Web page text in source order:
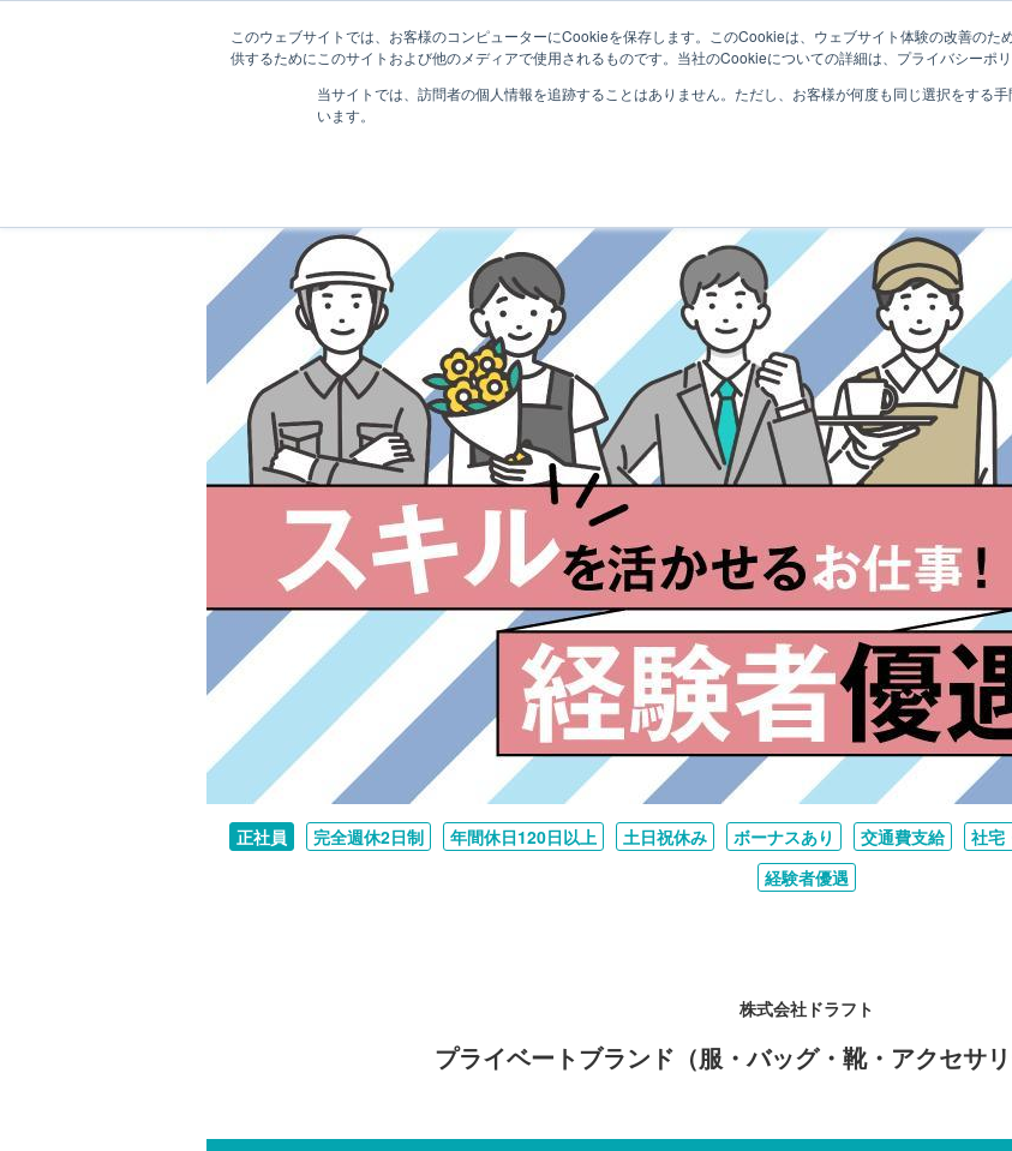
このウェブサイトでは、お客様のコンピューターにCookieを保存します。このCookieは、ウェブサイト体験の改善の
供するためにこのサイトおよび他のメディアで使用されるものです。当社のCookieについての詳細は、プライバシーポリ
当サイトでは、訪問者の個人情報を追跡することはありません。ただし、お客様が何度も同じ選択をする
います。
ララワーク｜福井の転職・求人・就職サイトトップ
正社員 完全週休2日制 年間休日120日以上 土日祝休み ボーナスあり 交通費支給 社宅
経験者優遇
株式会社ドラフト
プライベートブランド（服・バッグ・靴・アクセサ